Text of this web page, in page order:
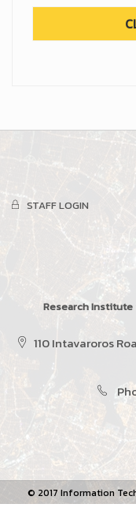
STAFF LOGIN
Research Institute
110 Intavaroros
© 2017 Information